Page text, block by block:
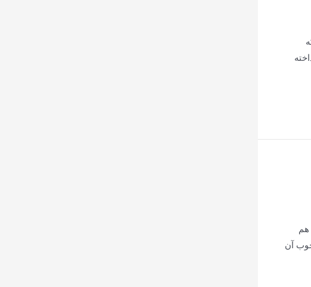
هم
آن